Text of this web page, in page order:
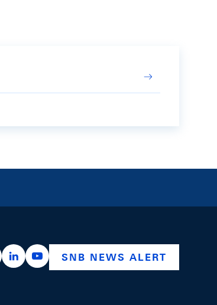
https://x.com/snb_bns
https://ch.linkedin.com/company/swiss-
https://www.youtube.com/
SNB NEWS ALERT